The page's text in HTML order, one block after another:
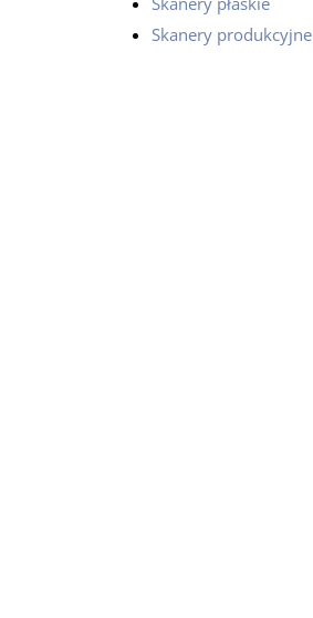
Skanery produkcyjne